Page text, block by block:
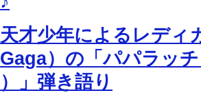
天才少年によるレディ
Gaga）の「パパラッ
）」弾き語り